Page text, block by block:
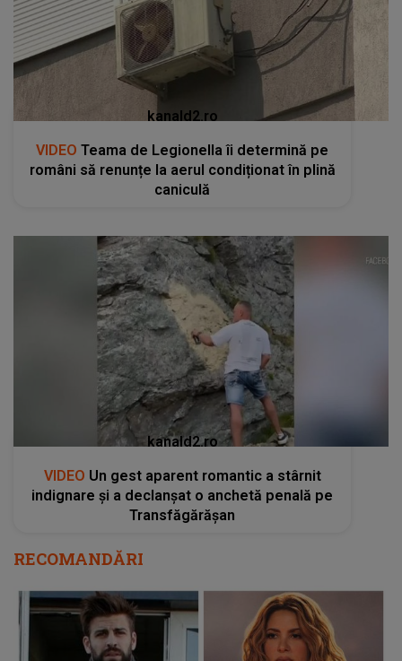
kanald2.ro
VIDEO Teama de Legionella îi determină pe
români să renunțe la aerul condiționat în plină
caniculă
kanald2.ro
VIDEO Un gest aparent romantic a stârnit
indignare și a declanșat o anchetă penală pe
Transfăgărășan
RECOMANDĂRI